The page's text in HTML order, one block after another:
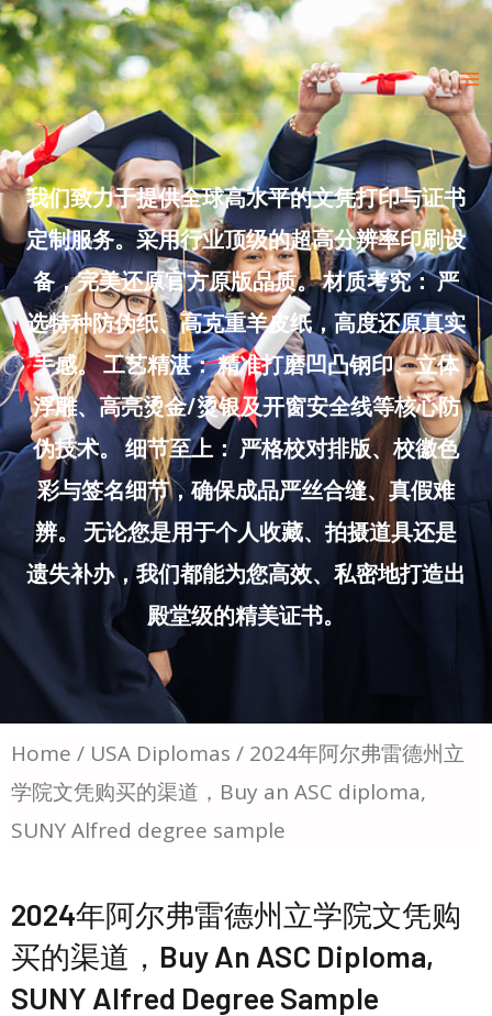
Skip
to
content
我们致力于提供全球高水平的文凭打印与证书
定制服务。采用行业顶级的超高分辨率印刷设
备，完美还原官方原版品质。 材质考究： 严
选特种防伪纸、高克重羊皮纸，高度还原真实
手感。 工艺精湛： 精准打磨凹凸钢印、立体
浮雕、高亮烫金/烫银及开窗安全线等核心防
伪技术。 细节至上： 严格校对排版、校徽色
彩与签名细节，确保成品严丝合缝、真假难
辨。 无论您是用于个人收藏、拍摄道具还是
遗失补办，我们都能为您高效、私密地打造出
殿堂级的精美证书。
Home / USA Diplomas / 2024年阿尔弗雷德州立
学院文凭购买的渠道，Buy an ASC diploma,
SUNY Alfred degree sample
2024年阿尔弗雷德州立学院文凭购
买的渠道，Buy An ASC Diploma,
SUNY Alfred Degree Sample